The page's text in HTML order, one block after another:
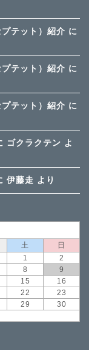
テット）紹介 に
テット）紹介 に
テット）紹介 に
ゴクラクテン よ
伊藤走 より
土
日
1
2
8
9
15
16
22
23
29
30